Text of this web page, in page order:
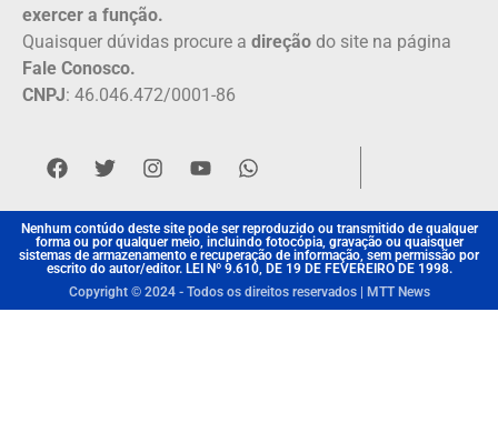
exercer a função.
Quaisquer dúvidas procure a direção do site na página
Fale Conosco.
CNPJ: 46.046.472/0001-86
Nenhum contúdo deste site pode ser reproduzido ou transmitido de qualquer
forma ou por qualquer meio, incluindo fotocópia, gravação ou quaisquer
sistemas de armazenamento e recuperação de informação, sem permissão por
escrito do autor/editor. LEI Nº 9.610, DE 19 DE FEVEREIRO DE 1998.
Copyright © 2024 - Todos os direitos reservados | MTT News